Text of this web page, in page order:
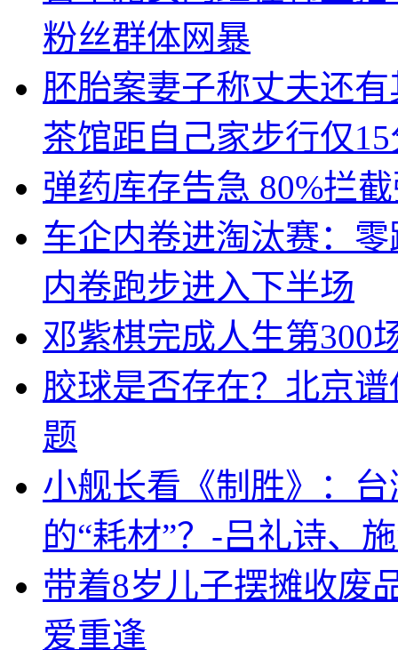
粉丝群体网暴
胚胎案妻子称丈夫还
茶馆距自己家步行仅
弹药库存告急 80%拦
车企内卷进淘汰赛：
内卷跑步进入下半场
邓紫棋完成人生第300
胶球是否存在？北京
题
小舰长看《制胜》：
的“耗材”？-吕礼诗、
带着8岁儿子摆摊收废
爱重逢